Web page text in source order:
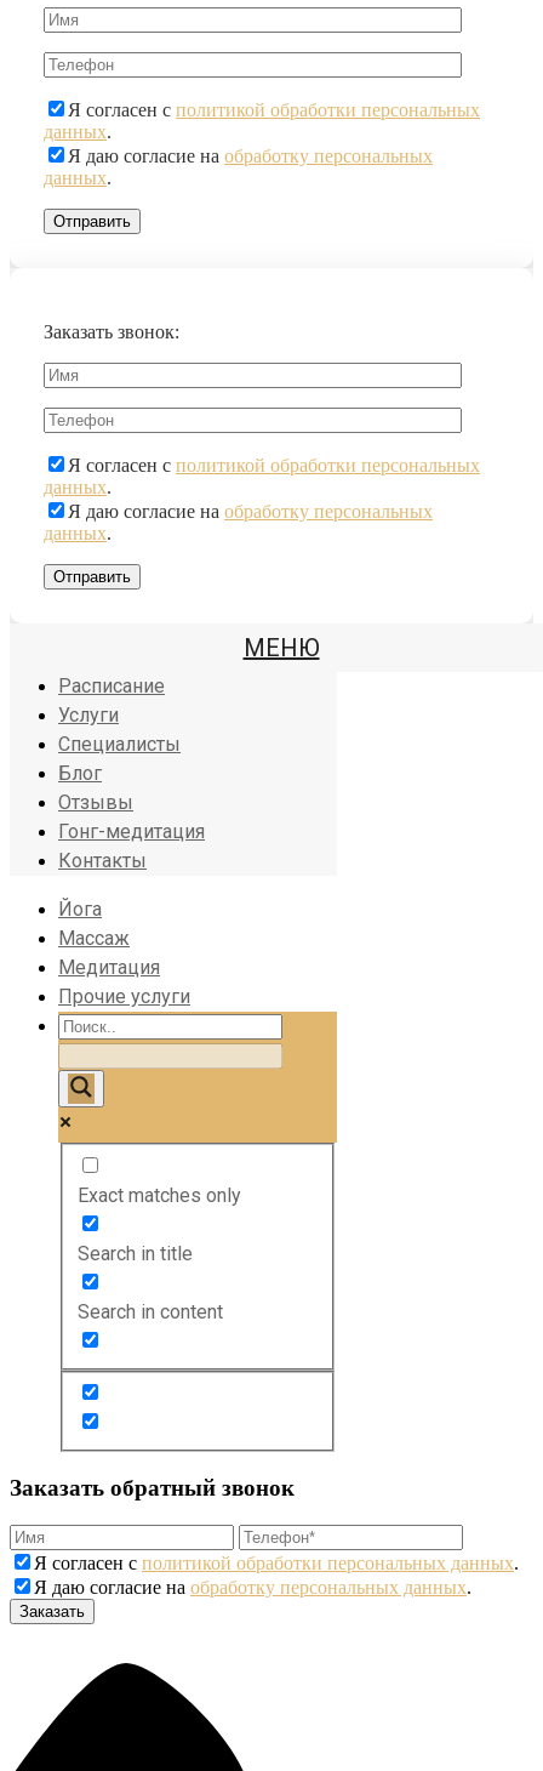
Я согласен с политикой обработки персональных
данных.
Я даю согласие на обработку персональных
данных.
Заказать звонок:
Я согласен с политикой обработки персональных
данных.
Я даю согласие на обработку персональных
данных.
МЕНЮ
Расписание
Услуги
Специалисты
Блог
Отзывы
Гонг-медитация
Контакты
Йога
Массаж
Медитация
Прочие услуги
Exact matches only
Search in title
Search in content
Заказать обратный звонок
Я согласен с политикой обработки персональных данных.
Я даю согласие на обработку персональных данных.
Заказать